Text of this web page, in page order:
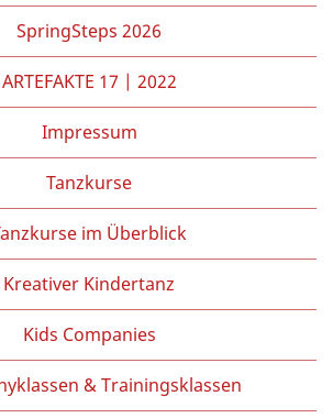
Partner/Freunde
Kontakt
SpringSteps 2026
ARTEFAKTE 17 | 2022
Impressum
Tanzkurse
im Überblick
Kreativer Kindertanz
Kids Companies
& Trainingsklassen